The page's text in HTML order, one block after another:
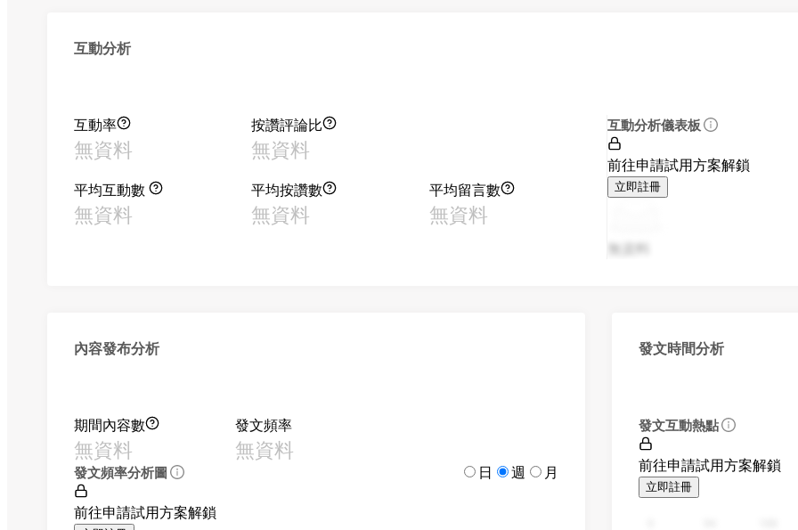
互動分析
互動率
無資料
按讚評論比
無資料
平均互動數
無資料
平均按讚數
無資料
平均留言數
無資料
互動分析儀表板
前往申請試用方案解鎖
立即註冊
無資料
內容發布分析
期間內容數
無資料
發文頻率
無資料
發文頻率分析圖 日 週 月
前往申請試用方案解鎖
發文時間分析
發文互動熱點
前往申請試用方案解鎖
立即註冊